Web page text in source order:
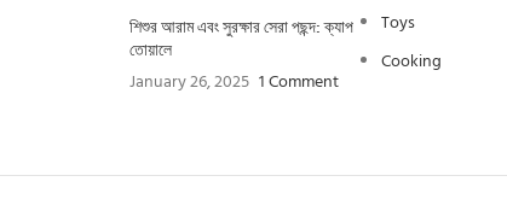
শিশুর আরাম এবং সুরক্ষার সেরা পছন্দ: ক্যাপ
তোয়ালে
January 26, 2025 1 Comment
Toys
Cooking